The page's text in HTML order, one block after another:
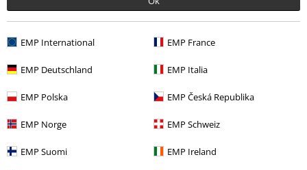
EMP International EMP France
EMP Deutschland EMP Italia
EMP Polska EMP Česká Republika
EMP Norge EMP Schweiz
EMP Suomi EMP Ireland